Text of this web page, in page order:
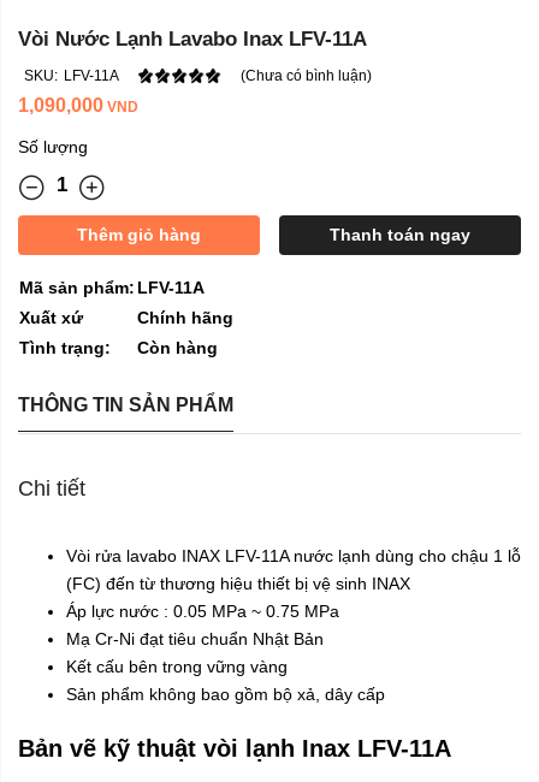
Vòi Nước Lạnh Lavabo Inax LFV-11A
SKU: LFV-11A (Chưa có bình luận)
1,090,000 VND
Số lượng
Thêm giỏ hàng Thanh toán ngay
Mã sản phẩm: LFV-11A
Xuất xứ
Chính hãng
Tình trạng:
Còn hàng
THÔNG TIN SẢN PHẨM
Chi tiết
Vòi rửa lavabo INAX LFV-11A nước lạnh dùng cho chậu 1 lỗ
(FC) đến từ thương hiệu thiết bị vệ sinh INAX
Áp lực nước : 0.05 MPa ~ 0.75 MPa
Mạ Cr-Ni đạt tiêu chuẩn Nhật Bản
Kết cấu bên trong vững vàng
Sản phẩm không bao gồm bộ xả, dây cấp
Bản vẽ kỹ thuật vòi lạnh Inax LFV-11A